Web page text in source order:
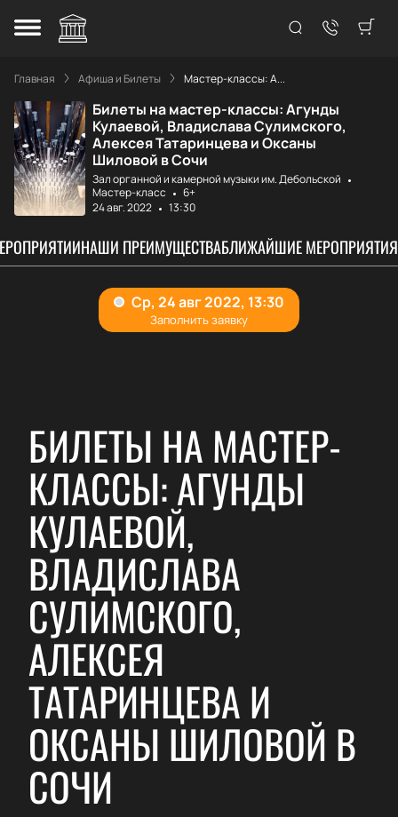
Главная Афиша и Билеты Мастер-классы: А...
Билеты на мастер-классы: Агунды
Кулаевой, Владислава Сулимского,
Алексея Татаринцева и Оксаны
Шиловой в Сочи
Зал органной и камерной музыки им. Дебольской
Мастер-класс
6+
24 авг. 2022
13:30
НАШИ ПРЕИМУЩЕСТВАБЛИЖАЙШИЕ МЕРОПРИЯТИЯ
БИЛЕТЫ НА МАСТЕР-
КЛАССЫ: АГУНДЫ
КУЛАЕВОЙ,
ВЛАДИСЛАВА
СУЛИМСКОГО,
АЛЕКСЕЯ
ТАТАРИНЦЕВА И
ОКСАНЫ ШИЛОВОЙ В
СОЧИ